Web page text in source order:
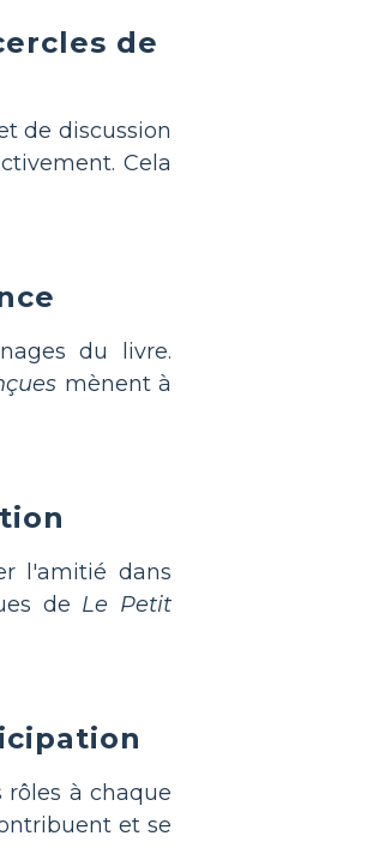
de
de discussion
Cela
du livre.
mènent à
l'amitié dans
de Le Petit
rôles à chaque
et se